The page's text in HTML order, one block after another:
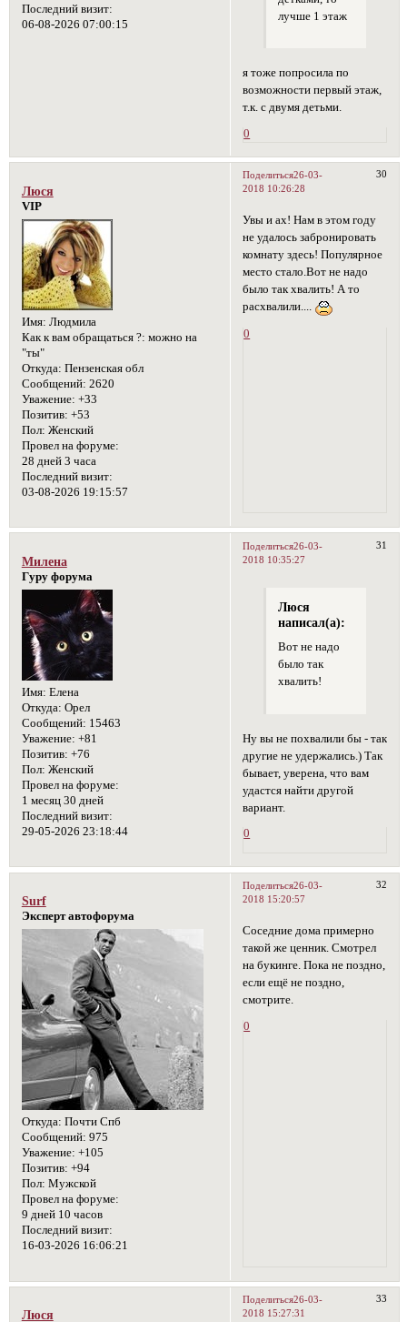
Последний визит:
06-08-2026 07:00:15
лучше 1 этаж
я тоже попросила по
возможности первый этаж,
т.к. с двумя детьми.
0
Поделиться 30
26-03-
2018 10:26:28
Люся
VIP
Имя: Людмила
Как к вам обращаться ?: можно на
"ты"
Откуда: Пензенская обл
Сообщений: 2620
Уважение: +33
Позитив: +53
Пол: Женский
Провел на форуме:
28 дней 3 часа
Последний визит:
03-08-2026 19:15:57
Увы и ах! Нам в этом году
не удалось забронировать
комнату здесь! Популярное
место стало.Вот не надо
было так хвалить! А то
расхвалили....
0
Поделиться 31
26-03-
2018 10:35:27
Милена
Гуру форума
Имя: Елена
Откуда: Орел
Сообщений: 15463
Уважение: +81
Позитив: +76
Пол: Женский
Провел на форуме:
1 месяц 30 дней
Последний визит:
29-05-2026 23:18:44
Люся
написал(а):
Вот не надо
было так
хвалить!
Ну вы не похвалили бы - так
другие не удержались.) Так
бывает, уверена, что вам
удастся найти другой
вариант.
0
Поделиться 32
26-03-
2018 15:20:57
Surf
Эксперт автофорума
Откуда: Почти Спб
Сообщений: 975
Уважение: +105
Позитив: +94
Пол: Мужской
Провел на форуме:
9 дней 10 часов
Последний визит:
16-03-2026 16:06:21
Соседние дома примерно
такой же ценник. Смотрел
на букинге. Пока не поздно,
если ещё не поздно,
смотрите.
0
Поделиться 33
26-03-
2018 15:27:31
Люся